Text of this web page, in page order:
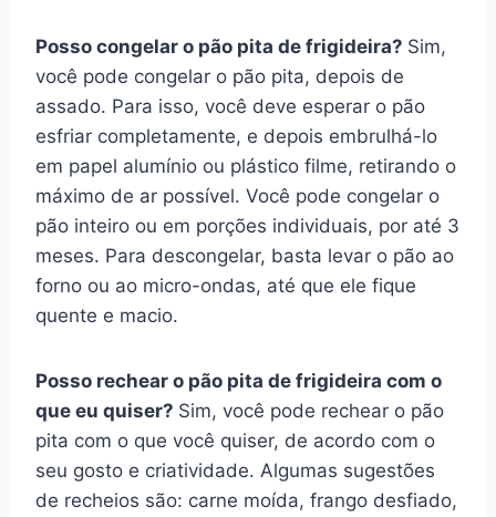
Posso congelar o pão pita de frigideira? Sim,
você pode congelar o pão pita, depois de
assado. Para isso, você deve esperar o pão
esfriar completamente, e depois embrulhá-lo
em papel alumínio ou plástico filme, retirando o
máximo de ar possível. Você pode congelar o
pão inteiro ou em porções individuais, por até 3
meses. Para descongelar, basta levar o pão ao
forno ou ao micro-ondas, até que ele fique
quente e macio.
Posso rechear o pão pita de frigideira com o
que eu quiser? Sim, você pode rechear o pão
pita com o que você quiser, de acordo com o
seu gosto e criatividade. Algumas sugestões
de recheios são: carne moída, frango desfiado,